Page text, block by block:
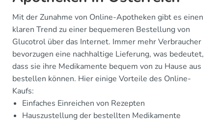
Mit der Zunahme von Online-Apotheken gibt es einen
klaren Trend zu einer bequemeren Bestellung von
Glucotrol über das Internet. Immer mehr Verbraucher
bevorzugen eine nachhaltige Lieferung, was bedeutet,
dass sie ihre Medikamente bequem von zu Hause aus
bestellen können. Hier einige Vorteile des Online-
Kaufs:
Einfaches Einreichen von Rezepten
Hauszustellung der bestellten Medikamente